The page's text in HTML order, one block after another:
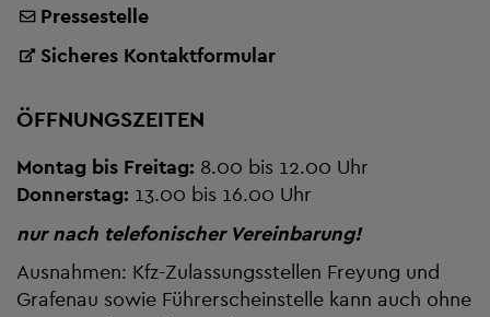
Pressestelle
Sicheres Kontaktformular
ÖFFNUNGSZEITEN
Montag bis Freitag: 8.00 bis 12.00 Uhr
Donnerstag: 13.00 bis 16.00 Uhr
nur nach telefonischer Vereinbarung!
Ausnahmen: Kfz-Zulassungsstellen Freyung und
Grafenau sowie Führerscheinstelle kann auch ohne